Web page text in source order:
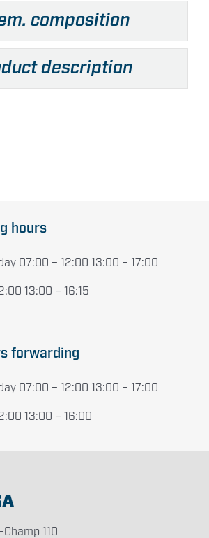
composition
description
hours
07:00 – 12:00 13:00 – 17:00
13:00 – 16:15
forwarding
07:00 – 12:00 13:00 – 17:00
13:00 – 16:00
110